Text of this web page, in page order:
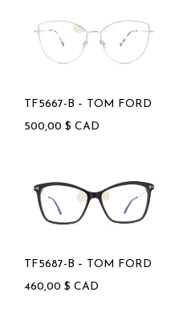
TF5667-B – TOM FORD
500,00 $ CAD
TF5687-B – TOM FORD
460,00 $ CAD